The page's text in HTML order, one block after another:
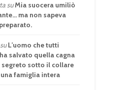
suMia suocera umiliò
ma non sapeva
L’uomo che tutti
salvato quella cagna
segreto sotto il collare
famiglia intera